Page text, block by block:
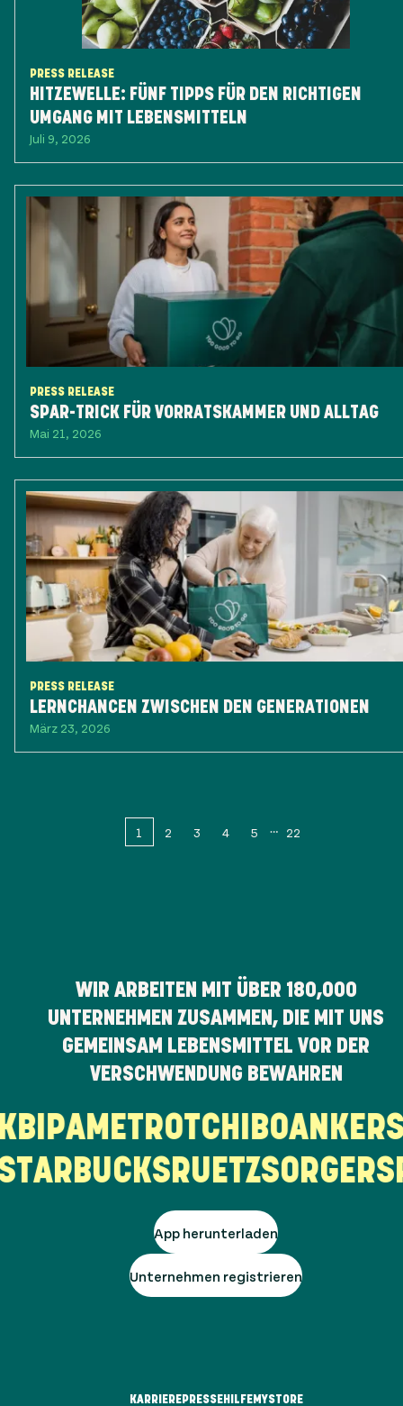
PRESS RELEASE
HITZEWELLE: FÜNF TIPPS FÜR DEN RICHTIGEN
UMGANG MIT LEBENSMITTELN
Juli 9, 2026
PRESS RELEASE
SPAR-TRICK FÜR VORRATSKAMMER UND ALLTAG
Mai 21, 2026
PRESS RELEASE
LERNCHANCEN ZWISCHEN DEN GENERATIONEN
März 23, 2026
1 2 3 4 5 22
WIR ARBEITEN MIT ÜBER 180,000
UNTERNEHMEN ZUSAMMEN, DIE MIT UNS
GEMEINSAM LEBENSMITTEL VOR DER
VERSCHWENDUNG BEWAHREN
BIPA METROTCHIBO
RUETZSORGER
App herunterladen
Unternehmen registrieren
KARRIEREPRESSEHILFEMYSTORE